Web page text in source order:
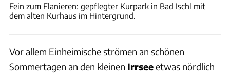
Fein zum Flanieren: gepflegter Kurpark in Bad Ischl mit
dem alten Kurhaus im Hintergrund.
Vor allem Einheimische strömen an schönen
Sommertagen an den kleinen Irrseeetwas nördlich